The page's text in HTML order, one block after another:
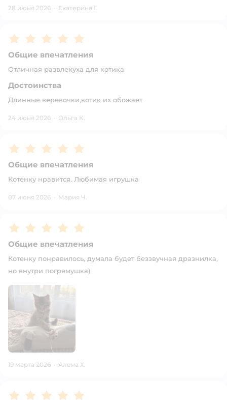
28 июня 2026 · Екатерина Г.
Рейтинг:5
Общие впечатления
Отличная развлекуха для котика
Достоинства
Длинные веревочки,котик их обожает
24 июня 2026 · Ольга К.
Рейтинг:5
Общие впечатления
Котенку нравится. Любимая игрушка
07 июня 2026 · Мария Ч.
Рейтинг:5
Общие впечатления
Котенку понравилось, думала будет беззвучная дразнилка,
но внутри погремушка)
19 марта 2026 · Алена Х.
Рейтинг:5